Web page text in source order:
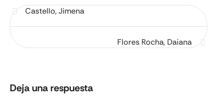
Castello, Jimena
Flores Rocha, Daiana
Deja una respuesta